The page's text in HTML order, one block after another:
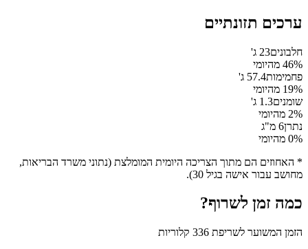
ערכים תזונתיים
חלבונים23 ג'
46% מהיומי
פחמימות57.4 ג'
19% מהיומי
שומנים1.3 ג'
2% מהיומי
נתרן6 מ"ג
0% מהיומי
* האחוזים הם מתוך הצריכה היומית המומלצת (נתוני משרד הבריאות,
מחושב עבור אישה בגיל 30).
כמה זמן לשרוף?
הזמן המשוער לשריפת 336 קלוריות